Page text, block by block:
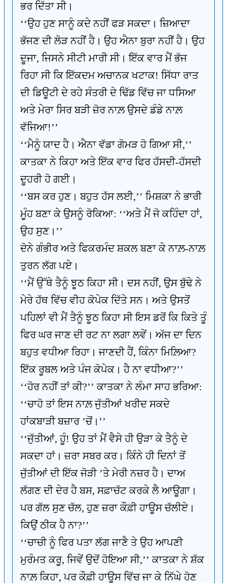
ਭਰ ਦਿੱਤਾ ਸੀ।
‘‘ਉਹ ਹੁਣ ਸਾਨੂੰ ਕਦੇ ਨਹੀਂ ਫੜ ਸਕਦਾ। ਜ਼ਿਆਦਾ
ਭੱਜਣ ਦੀ ਲੋੜ ਨਹੀਂ ਹੈ। ਉਹ ਐਨਾ ਬੁਰਾ ਨਹੀਂ ਹੈ। ਉਹ
ਦੂਜਾ, ਜਿਸਨੇ ਸੀਟੀ ਮਾਰੀ ਸੀ। ਇੱਕ ਵਾਰ ਮੈਂ ਭੱਜ
ਰਿਹਾ ਸੀ ਕਿ ਇੱਕਦਮ ਅਚਾਨਕ ਖਟਾਕ! ਸਿੱਧਾ ਰਾਤ
ਦੀ ਡਿਊਟੀ ਦੇ ਰਹੇ ਸੰਤਰੀ ਦੇ ਢਿੱਡ ਵਿੱਚ ਜਾ ਧਸਿਆ
ਅਤੇ ਮੇਰਾ ਸਿਰ ਬੜੀ ਜ਼ੋਰ ਨਾਲ਼ ਉਸਦੇ ਡੰਡੇ ਨਾਲ਼
ਵੱਜਿਆ!’’
‘‘ਮੈਨੂੰ ਯਾਦ ਹੈ। ਐਨਾ ਵੱਡਾ ਗੋਮੜ ਹੋ ਗਿਆ ਸੀ,’’
ਕਾਤਕਾ ਨੇ ਕਿਹਾ ਅਤੇ ਇੱਕ ਵਾਰ ਫਿਰ ਹੱਸਦੀ-ਹੱਸਦੀ
ਦੂਹਰੀ ਹੋ ਗਈ।
‘‘ਬਸ ਕਰ ਹੁਣ। ਬਹੁਤ ਹੱਸ ਲਈ,’’ ਮਿਸ਼ਕਾ ਨੇ ਭਾਰੀ
ਮੂੰਹ ਬਣਾ ਕੇ ਉਸਨੂੰ ਰੋਕਿਆ: ‘‘ਅਤੇ ਮੈਂ ਜੋ ਕਹਿੰਦਾ ਹਾਂ,
ਉਹ ਸੁਣ।’’
ਦੋਨੇ ਗੰਭੀਰ ਅਤੇ ਫਿਕਰਮੰਦ ਸ਼ਕਲ ਬਣਾ ਕੇ ਨਾਲ਼-ਨਾਲ਼
ਤੁਰਨ ਲੱਗ ਪਏ।
‘‘ਮੈਂ ਉੱਥੇ ਤੈਨੂੰ ਝੂਠ ਕਿਹਾ ਸੀ। ਦਸ ਨਹੀਂ, ਉਸ ਬੁੱਢੇ ਨੇ
ਮੇਰੇ ਹੱਥ ਵਿੱਚ ਵੀਹ ਕੋਪੇਕ ਦਿੱਤੇ ਸਨ। ਅਤੇ ਉਸਤੋਂ
ਪਹਿਲਾਂ ਵੀ ਮੈਂ ਤੈਨੂੰ ਝੂਠ ਕਿਹਾ ਸੀ ਇਸ ਡਰੋਂ ਕਿ ਕਿਤੇ ਤੂੰ
ਫਿਰ ਘਰ ਜਾਣ ਦੀ ਰਟ ਨਾ ਲਗਾ ਲਵੇਂ। ਅੱਜ ਦਾ ਦਿਨ
ਬਹੁਤ ਵਧੀਆ ਰਿਹਾ। ਜਾਣਦੀ ਹੈਂ, ਕਿੰਨਾ ਮਿਲ਼ਿਆ?
ਇੱਕ ਰੂਬਲ ਅਤੇ ਪੰਜ ਕੋਪੇਕ। ਹੈ ਨਾ ਵਧੀਆ?’’
‘‘ਹੋਰ ਨਹੀਂ ਤਾਂ ਕੀ?’’ ਕਾਤਕਾ ਨੇ ਲੰਮਾ ਸਾਹ ਭਰਿਆ:
‘‘ਚਾਹੋ ਤਾਂ ਇਸ ਨਾਲ਼ ਜੁੱਤੀਆਂ ਖਰੀਦ ਸਕਦੇ
ਹਾਂਕਬਾੜੀ ਬਜ਼ਾਰ ’ਚੋਂ।’’
‘‘ਜੁੱਤੀਆਂ, ਹੂੰ! ਉਹ ਤਾਂ ਮੈਂ ਵੈਸੇ ਹੀ ਉੜਾ ਕੇ ਤੈਨੂੰ ਦੇ
ਸਕਦਾ ਹਾਂ। ਜ਼ਰਾ ਸਬਰ ਕਰ। ਕਿੰਨੇ ਹੀ ਦਿਨਾਂ ਤੋਂ
ਜੁੱਤੀਆਂ ਦੀ ਇੱਕ ਜੋੜੀ ’ਤੇ ਮੇਰੀ ਨਜ਼ਰ ਹੈ। ਦਾਅ
ਲੱਗਣ ਦੀ ਦੇਰ ਹੈ ਬਸ, ਸਫ਼ਾਚੱਟ ਕਰਕੇ ਲੈ ਆਊਗਾ।
ਪਰ ਗੱਲ ਸੁਣ ਚੱਲ, ਹੁਣ ਜ਼ਰਾ ਕੌਫ਼ੀ ਹਾਊਸ ਚੱਲੀਏ।
ਕਿਉਂ ਠੀਕ ਹੈ ਨਾ?’’
‘‘ਚਾਚੀ ਨੂੰ ਫਿਰ ਪਤਾ ਲੱਗ ਜਾਣੈ ਤੇ ਉਹ ਆਪਣੀ
ਮੁਰੰਮਤ ਕਰੂ, ਜਿਵੇਂ ਉਦੋਂ ਹੋਇਆ ਸੀ,’’ ਕਾਤਕਾ ਨੇ ਸ਼ੱਕ
ਨਾਲ਼ ਕਿਹਾ, ਪਰ ਕੌਫ਼ੀ ਹਾਊਸ ਵਿੱਚ ਜਾ ਕੇ ਨਿੱਘੇ ਹੋਣ